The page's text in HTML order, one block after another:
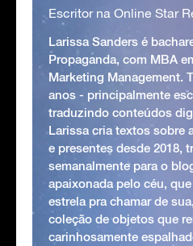
Escritor na Online Star
Larissa Sanders é
Propaganda, com MBA
Marketing Management.
anos - principalmente
traduzindo conteúdos
Larissa cria textos sobre
e presentes desde 2018,
semanalmente para o
apaixonada pelo céu,
estrela pra chamar de
coleção de objetos que
carinhosamente